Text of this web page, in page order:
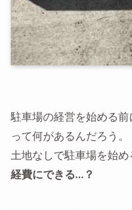
駐車場の経営を始める前
って何があるんだろう。
土地なしで駐車場を始め
経費にできる…？